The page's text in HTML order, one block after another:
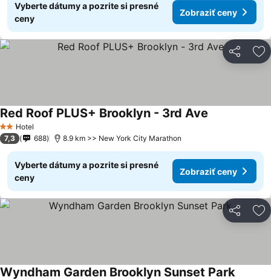
Vyberte dátumy a pozrite si presné
ceny
Zobraziť ceny
Zdieľať
2 Počet hviezdičiek
Hotel
Red Roof PLUS+ Brooklyn - 3rd Ave
7,3 688 8.9 km >> New York City Marathon
Vyberte dátumy a pozrite si presné
ceny
Zobraziť ceny
Zdieľať
Wyndham Garden Brooklyn Sunset Park